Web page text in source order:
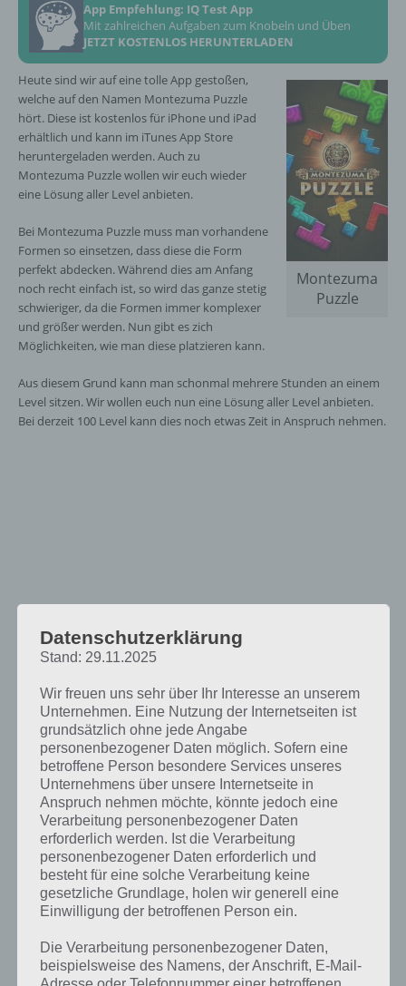
App Empfehlung: IQ Test App
Mit zahlreichen Aufgaben zum Knobeln und Üben
JETZT KOSTENLOS HERUNTERLADEN
Montezuma
Puzzle
Heute sind wir auf eine tolle App gestoßen,
welche auf den Namen Montezuma Puzzle
hört. Diese ist kostenlos für iPhone und iPad
erhältlich und kann im iTunes App Store
heruntergeladen werden. Auch zu
Montezuma Puzzle wollen wir euch wieder
eine Lösung aller Level anbieten.
Bei Montezuma Puzzle muss man vorhandene
Formen so einsetzen, dass diese die Form
perfekt abdecken. Während dies am Anfang
noch recht einfach ist, so wird das ganze stetig
schwieriger, da die Formen immer komplexer
und größer werden. Nun gibt es zich
Möglichkeiten, wie man diese platzieren kann.
Aus diesem Grund kann man schonmal mehrere Stunden an einem
Level sitzen. Wir wollen euch nun eine Lösung aller Level anbieten.
Bei derzeit 100 Level kann dies noch etwas Zeit in Anspruch nehmen.
Montezuma Puzzle Lösung aller Level für
Bis wir eine Lösung aller 100 Level für Montezuma Puzzle haben,
Datenschutzerklärung
Stand: 29.11.2025
Wir freuen uns sehr über Ihr Interesse an unserem
Unternehmen. Eine Nutzung der Internetseiten ist
grundsätzlich ohne jede Angabe
personenbezogener Daten möglich. Sofern eine
betroffene Person besondere Services unseres
Unternehmens über unsere Internetseite in
Anspruch nehmen möchte, könnte jedoch eine
Verarbeitung personenbezogener Daten
erforderlich werden. Ist die Verarbeitung
personenbezogener Daten erforderlich und
besteht für eine solche Verarbeitung keine
gesetzliche Grundlage, holen wir generell eine
Einwilligung der betroffenen Person ein.
Die Verarbeitung personenbezogener Daten,
beispielsweise des Namens, der Anschrift, E-Mail-